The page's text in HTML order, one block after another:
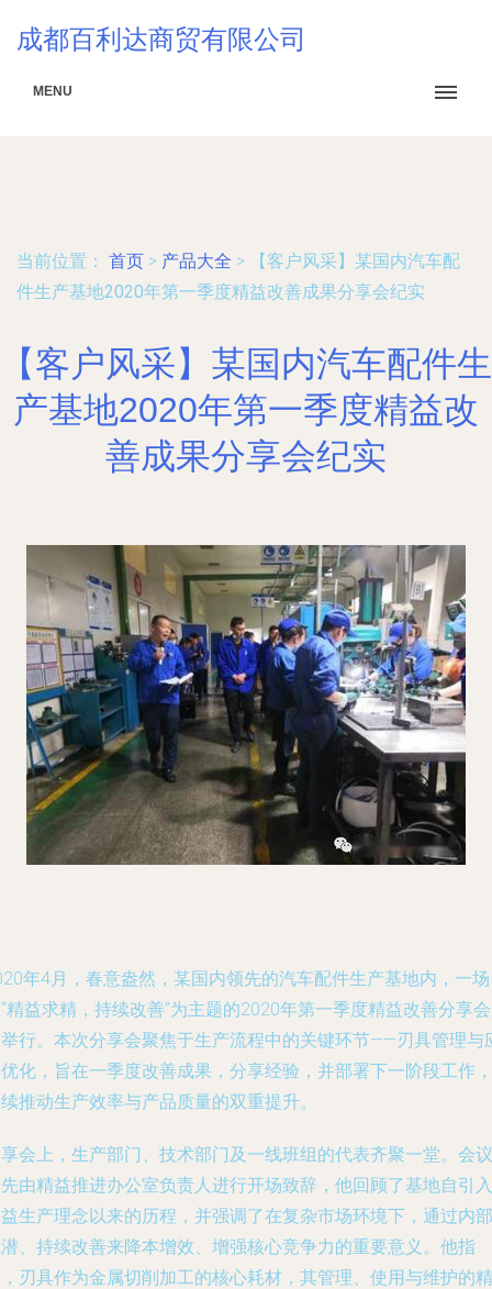
成都百利达商贸有限公司
MENU
当前位置： 首页 > 产品大全 >
【客户风采】某国内汽车配
件生产基地2020年第一季度精益改善成果分享会纪实
【客户风采】某国内汽车配件生
产基地2020年第一季度精益改
善成果分享会纪实
年4月，春意盎然，某国内领先的汽车配件生产基地内，一场
精益求精，持续改善”为主题的2020年第一季度精益改善分享
行。本次分享会聚焦于生产流程中的关键环节——刃具管理与
化，旨在一季度改善成果，分享经验，并部署下一阶段工作，
推动生产效率与产品质量的双重提升。
会上，生产部门、技术部门及一线班组的代表齐聚一堂。会议
由精益推进办公室负责人进行开场致辞，他回顾了基地自引入
生产理念以来的历程，并强调了在复杂市场环境下，通过内部
、持续改善来降本增效、增强核心竞争力的重要意义。他指
刃具作为金属切削加工的核心耗材，其管理、使用与维护的精